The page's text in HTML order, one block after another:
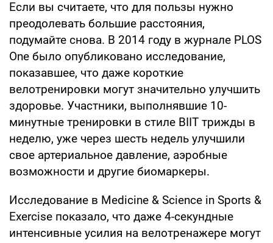
Если вы считаете, что для пользы нужно
преодолевать большие расстояния,
подумайте снова. В 2014 году в журнале PLOS
One было опубликовано исследование,
показавшее, что даже короткие
велотренировки могут значительно улучшить
здоровье. Участники, выполнявшие 10-
минутные тренировки в стиле ВIIT трижды в
неделю, уже через шесть недель улучшили
свое артериальное давление, аэробные
возможности и другие биомаркеры.
Исследование в Medicine & Science in Sports &
Exercise показало, что даже 4-секундные
интенсивные усилия на велотренажере могут